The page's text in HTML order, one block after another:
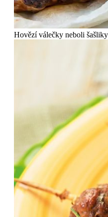
Hovězí válečky neboli šašliky